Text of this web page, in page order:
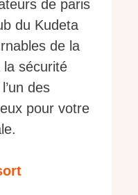
de paris
du Kudeta
de la
la sécurité
des
pour votre